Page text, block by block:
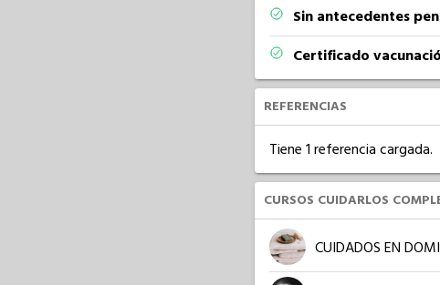
Sin antecedentes
Certificado
REFERENCIAS
Tiene 1 referencia cargada.
CURSOS CUIDARLOS
CUIDADOS EN